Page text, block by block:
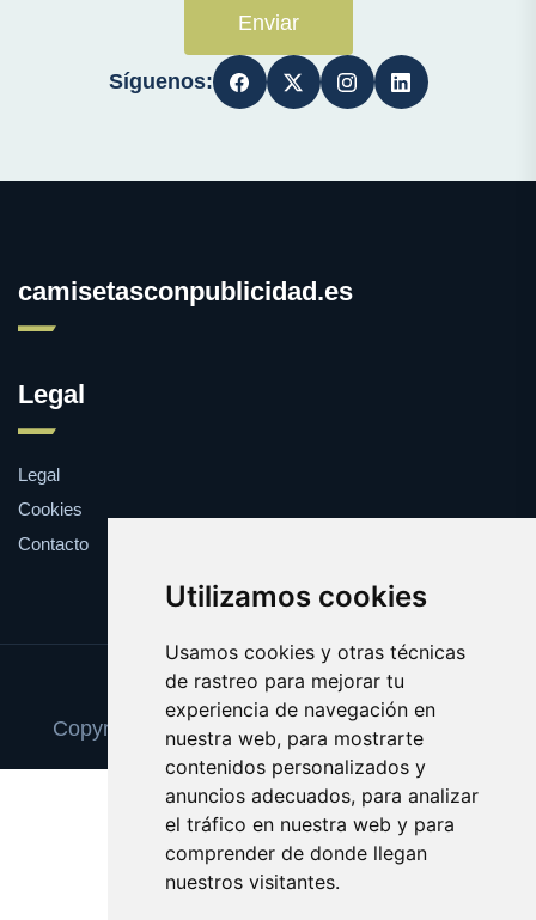
Utilizamos cookies
Usamos cookies y otras técnicas
de rastreo para mejorar tu
experiencia de navegación en
nuestra web, para mostrarte
contenidos personalizados y
anuncios adecuados, para analizar
el tráfico en nuestra web y para
comprender de donde llegan
nuestros visitantes.
Enviar
Síguenos:
camisetasconpublicidad.es
Legal
Legal
Cookies
Contacto
Update cookies preferences
Copyright © 2025 camisetasconpublicidad.es